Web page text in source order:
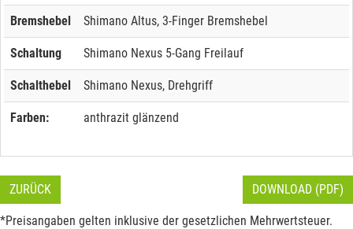
Bremshebel Shimano Altus, 3-Finger Bremshebel
Schaltung Shimano Nexus 5-Gang Freilauf
Schalthebel Shimano Nexus, Drehgriff
Farben: anthrazit glänzend
ZURÜCK DOWNLOAD (PDF)
*Preisangaben gelten inklusive der gesetzlichen Mehrwertsteuer.